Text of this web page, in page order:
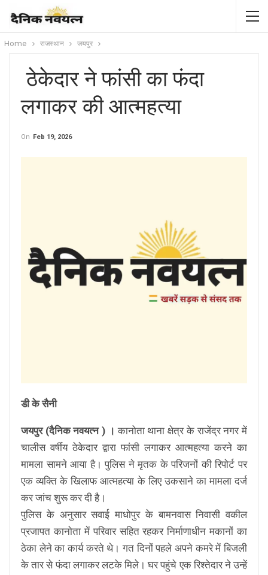
Home राजस्थान जयपुर
ठेकेदार ने फांसी का फंदा
लगाकर की आत्महत्या
On Feb 19, 2026
डी के सैनी
जयपुर (दैनिक नवयत्न ) । कानोता थाना क्षेत्र के राजेंद्र नगर में
चालीस वर्षीय ठेकेदार द्वारा फांसी लगाकर आत्महत्या करने का
मामला सामने आया है। पुलिस ने मृतक के परिजनों की रिपोर्ट पर
एक व्यक्ति के खिलाफ आत्महत्या के लिए उकसाने का मामला दर्ज
कर जांच शुरू कर दी है।
पुलिस के अनुसार सवाई माधोपुर के बामनवास निवासी वकील
प्रजापत कानोता में परिवार सहित रहकर निर्माणाधीन मकानों का
ठेका लेने का कार्य करते थे। गत दिनों पहले अपने कमरे में बिजली
के तार से फंदा लगाकर लटके मिले। घर पहुंचे एक रिश्तेदार ने उन्हें